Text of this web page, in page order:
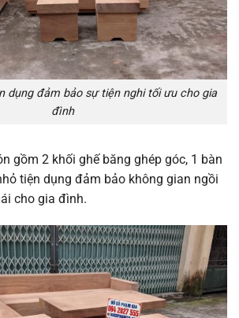
dụng đảm bảo sự tiện nghi tối ưu cho gia
đình
gồm 2 khối ghế băng ghép góc, 1 bàn
tiện dụng đảm bảo không gian ngồi
cho gia đình.